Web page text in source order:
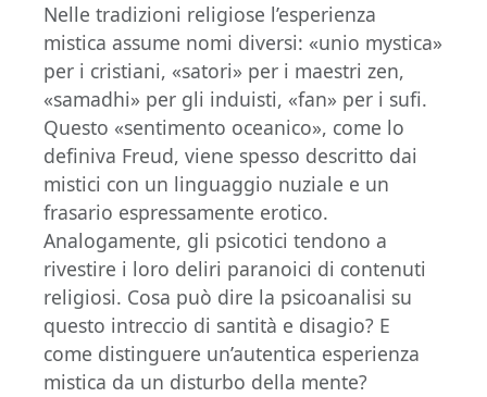
Nelle tradizioni religiose l’esperienza
mistica assume nomi diversi: «unio mystica»
per i cristiani, «satori» per i maestri zen,
«samadhi» per gli induisti, «fan» per i sufi.
Questo «sentimento oceanico», come lo
definiva Freud, viene spesso descritto dai
mistici con un linguaggio nuziale e un
frasario espressamente erotico.
Analogamente, gli psicotici tendono a
rivestire i loro deliri paranoici di contenuti
religiosi. Cosa può dire la psicoanalisi su
questo intreccio di santità e disagio? E
come distinguere un’autentica esperienza
mistica da un disturbo della mente?